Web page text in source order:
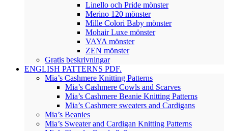
Linello och Pride mönster
Merino 120 mönster
Mille Colori Baby mönster
Mohair Luxe mönster
VAYA mönster
ZEN mönster
Gratis beskrivningar
ENGLISH PATTERNS PDF.
Mia’s Cashmere Knitting Patterns
Mia’s Cashmere Cowls and Scarves
Mia’s Cashmere Beanie Knitting Patterns
Mia’s Cashmere sweaters and Cardigans
Mia’s Beanies
Mia’s Sweater and Cardigan Knitting Patterns